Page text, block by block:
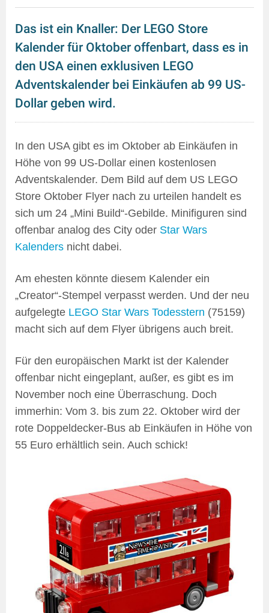
Das ist ein Knaller: Der LEGO Store
Kalender für Oktober offenbart, dass es in
den USA einen exklusiven LEGO
Adventskalender bei Einkäufen ab 99 US-
Dollar geben wird.
In den USA gibt es im Oktober ab Einkäufen in
Höhe von 99 US-Dollar einen kostenlosen
Adventskalender. Dem Bild auf dem US LEGO
Store Oktober Flyer nach zu urteilen handelt es
sich um 24 „Mini Build“-Gebilde. Minifiguren sind
offenbar analog des City oder Star Wars
Kalenders nicht dabei.
Am ehesten könnte diesem Kalender ein
„Creator“-Stempel verpasst werden. Und der neu
aufgelegte LEGO Star Wars Todesstern (75159)
macht sich auf dem Flyer übrigens auch breit.
Für den europäischen Markt ist der Kalender
offenbar nicht eingeplant, außer, es gibt es im
November noch eine Überraschung. Doch
immerhin: Vom 3. bis zum 22. Oktober wird der
rote Doppeldecker-Bus ab Einkäufen in Höhe von
55 Euro erhältlich sein. Auch schick!